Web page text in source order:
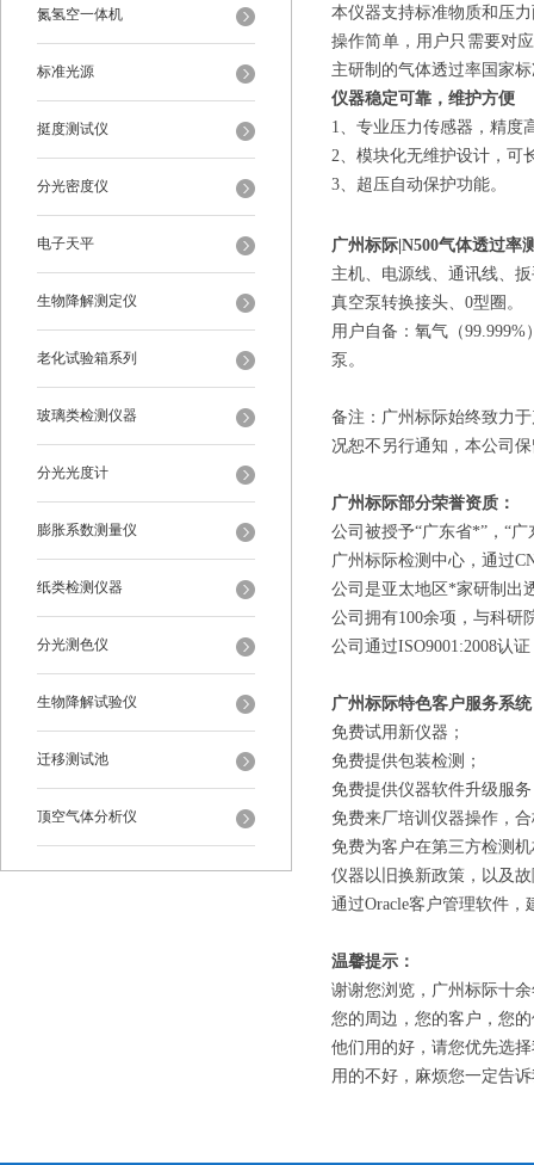
氮氢空一体机
标准光源
挺度测试仪
分光密度仪
电子天平
生物降解测定仪
老化试验箱系列
玻璃类检测仪器
分光光度计
膨胀系数测量仪
纸类检测仪器
分光测色仪
生物降解试验仪
迁移测试池
顶空气体分析仪
本仪器支持标准物质和压
操作简单，用户只需要对
主研制的气体透过率国家
仪器稳定可靠，维护方便
1、专业压力传感器，精度
2、模块化无维护设计，可
3、超压自动保护功能。
广州标际|N500气体透过率
主机、电源线、通讯线、
真空泵转换接头、0型圈 。
用户自备：氧气（
泵。
备注： 广州标际始终致力
况恕不另行通知，本公司
广州标际部分荣誉资质：
公司被授予“广东省*”，“广
广州标际检测中心 ， 通过
公司 是亚太地区*家研制出
公司拥有100余项， 与科研
公司通过ISO9001:2008认
广州标际特色客户服务系
免费试用新仪器；
免费提供包装检测；
免费提供仪器软件升级服
免费来厂培训仪器操作，
免费为客户在第三方检测
仪器以旧换新政策，以及
通过Oracle客户管理软件
温馨提示：
谢谢您浏览，广州标际十
您的周边，您的客户，您
他们用的好，请您优先选
用的不好，麻烦您一定告